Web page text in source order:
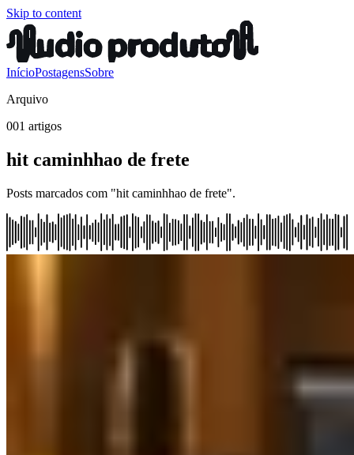
Skip to content
InícioPostagensSobre
Arquivo
001 artigos
hit caminhhao de frete
Posts marcados com "hit caminhhao de frete".